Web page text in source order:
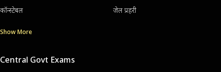
कॉन्स्टेबल जेल प्रहरी
Show More
Central Govt Exams